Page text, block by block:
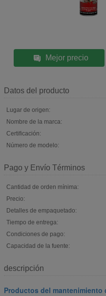
Mejor precio
Datos del producto
Lugar de origen:
Nombre de la marca:
Certificación:
Número de modelo:
Pago y Envío Términos
Cantidad de orden mínima:
Precio:
Detalles de empaquetado:
Tiempo de entrega:
Condiciones de pago:
Capacidad de la fuente:
descripción
Productos del mantenimiento